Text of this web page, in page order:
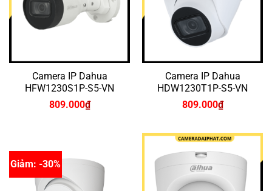
Camera IP Dahua
HFW1230S1P-S5-VN
809.000₫
Camera IP Dahua
HDW1230T1P-S5-VN
809.000₫
Giảm: -30%